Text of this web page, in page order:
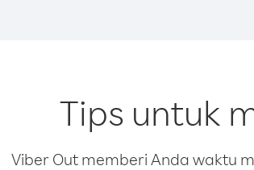
Tips untuk
Viber Out memberi Anda waktu